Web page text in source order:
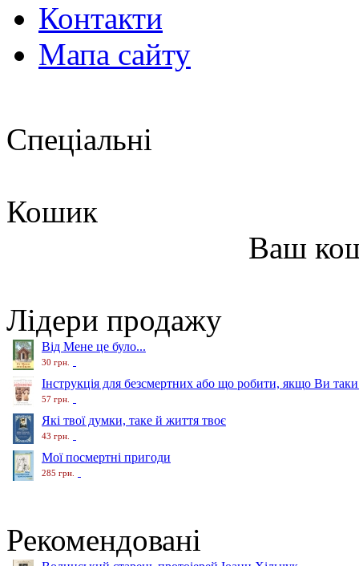
Контакти
Мапа сайту
Спеціальні
Кошик
Ваш
Лідери продажу
Від Мене це було...
30 грн.
Інструкція для безсмертних або що робити, якщо Ви
57 грн.
Які твої думки, таке й життя твоє
43 грн.
Мої посмертні пригоди
285 грн.
Рекомендовані